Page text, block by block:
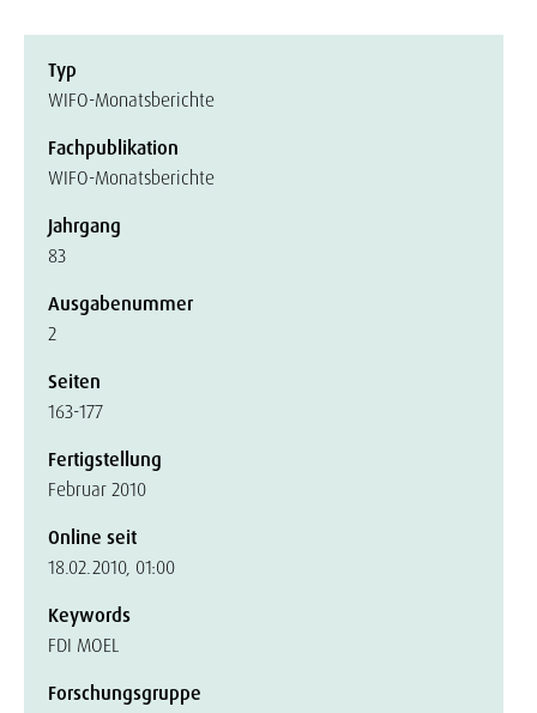
Typ
WIFO-Monatsberichte
Fachpublikation
WIFO-Monatsberichte
Jahrgang
83
Ausgabenummer
2
Seiten
163-177
Fertigstellung
Februar 2010
Online seit
18.02.2010, 01:00
Keywords
FDI MOEL
Forschungsgruppe